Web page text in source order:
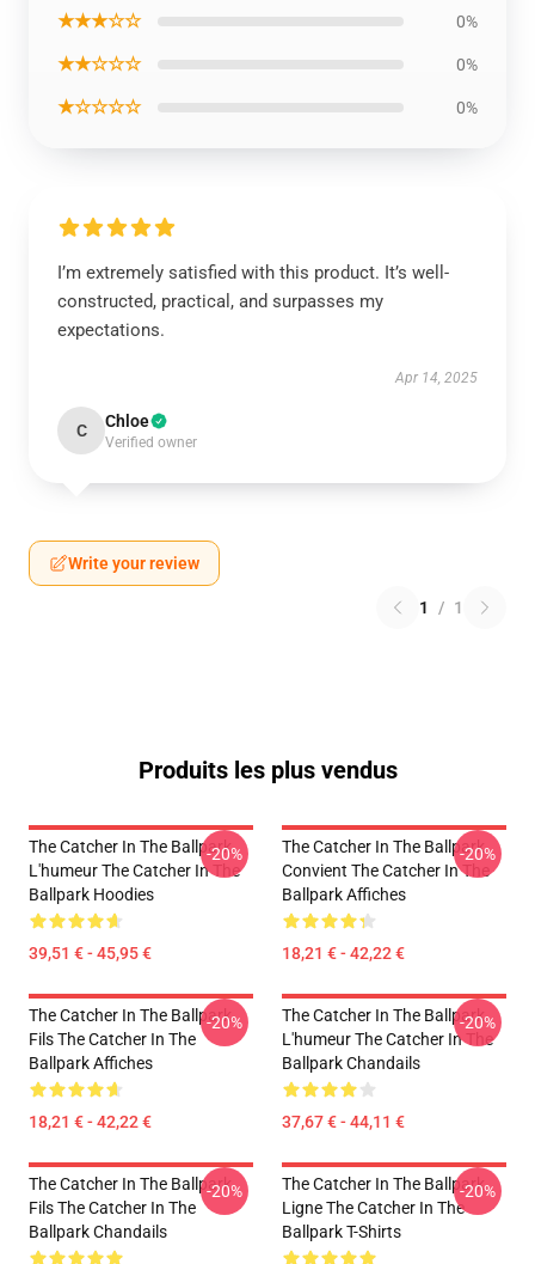
★★★☆☆ 0%
★★☆☆☆ 0%
★☆☆☆☆ 0%
I’m extremely satisfied with this product. It’s well-
constructed, practical, and surpasses my
expectations.
Apr 14, 2025
C Chloe
Verified owner
Write your review
1 / 1
Produits les plus vendus
The Catcher In The Ballpark
L'humeur The Catcher In The
Ballpark Hoodies
39,51 € - 45,95 €
-20%
The Catcher In The Ballpark
Convient The Catcher In The
Ballpark Affiches
18,21 € - 42,22 €
-20%
The Catcher In The Ballpark
Fils The Catcher In The
Ballpark Affiches
18,21 € - 42,22 €
-20%
The Catcher In The Ballpark
L'humeur The Catcher In The
Ballpark Chandails
37,67 € - 44,11 €
-20%
The Catcher In The Ballpark
Fils The Catcher In The
Ballpark Chandails
-20%
The Catcher In The Ballpark
Ligne The Catcher In The
Ballpark T-Shirts
-20%